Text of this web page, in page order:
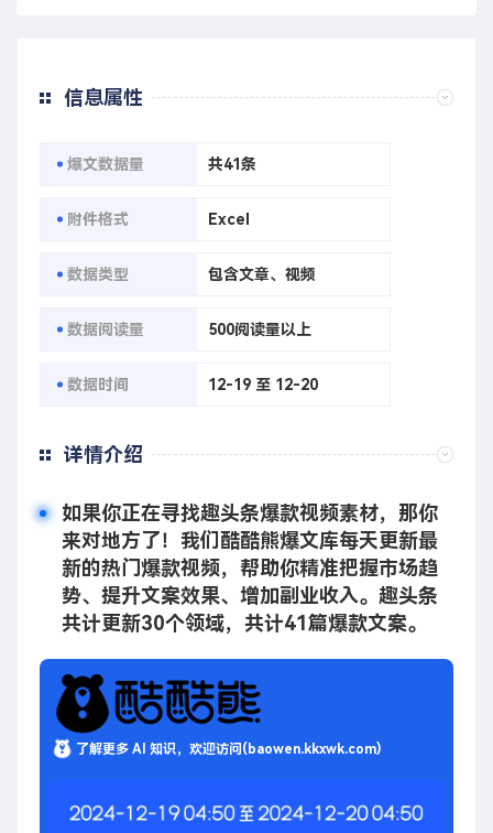
信息属性
爆文数据量 共41条
附件格式 Excel
数据类型 包含文章、视频
数据阅读量 500阅读量以上
数据时间 12-19 至 12-20
详情介绍
如果你正在寻找趣头条爆款视频素材，那你
来对地方了！我们酷酷熊爆文库每天更新最
新的热门爆款视频，帮助你精准把握市场趋
势、提升文案效果、增加副业收入。趣头条
共计更新30个领域，共计41篇爆款文案。
了解更多 AI 知识，欢迎访问(baowen.kkxwk.com)